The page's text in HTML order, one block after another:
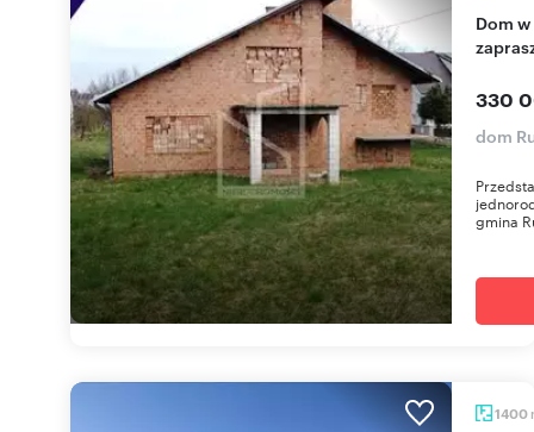
Dom w stanie surowym z dużą działką -
330
dom
gmina
1400